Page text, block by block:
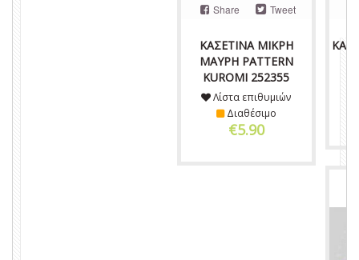
ΚΑΣΕΤΙΝΑ ΜΙΚΡΗ
ΜΑΥΡΗ PATTERN
KUROMI 252355
Share Tweet
Λίστα επιθυμιών
Διαθέσιμο
€5.90